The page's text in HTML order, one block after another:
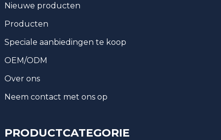
Nieuwe producten
Producten
Speciale aanbiedingen te koop
OEM/ODM
Over ons
Neem contact met ons op
PRODUCTCATEGORIE